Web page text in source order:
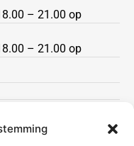
– 21.00 op
– 21.00 op